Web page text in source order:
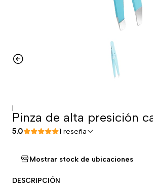
|
Pinza de alta presición
5.0 1 reseña
Mostrar stock de ubicaciones
DESCRIPCIÓN